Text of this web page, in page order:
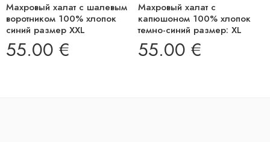
Махровый халат с шалевым
воротником 100% хлопок
синий размер XXL
55.00 €
Махровый халат с
капюшоном 100% хлопок
темно-синий размер: XL
55.00 €